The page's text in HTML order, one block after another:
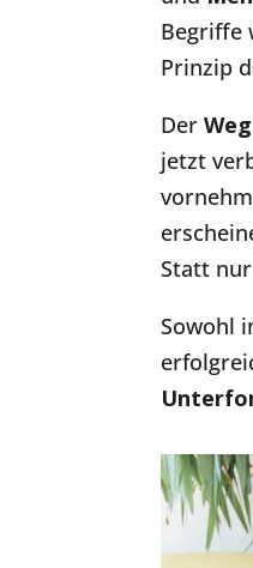
Begriffe
Prinzip
Der
jetzt
Statt
Sowohl